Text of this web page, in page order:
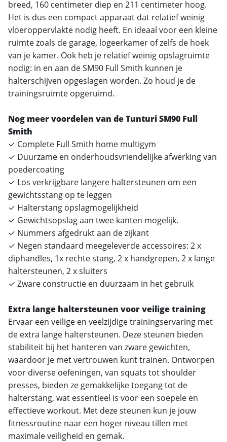
breed, 160 centimeter diep en 211 centimeter hoog.
Het is dus een compact apparaat dat relatief weinig
vloeroppervlakte nodig heeft. En ideaal voor een kleine
ruimte zoals de garage, logeerkamer of zelfs de hoek
van je kamer. Ook heb je relatief weinig opslagruimte
nodig: in en aan de SM90 Full Smith kunnen je
halterschijven opgeslagen worden. Zo houd je de
trainingsruimte opgeruimd.
Nog meer voordelen van de Tunturi SM90 Full
Smith
✓ Complete Full Smith home multigym
✓ Duurzame en onderhoudsvriendelijke afwerking van
poedercoating
✓ Los verkrijgbare langere haltersteunen om een
gewichtsstang op te leggen
✓ Halterstang opslagmogelijkheid
✓ Gewichtsopslag aan twee kanten mogelijk.
✓ Nummers afgedrukt aan de zijkant
✓ Negen standaard meegeleverde accessoires: 2 x
diphandles, 1x rechte stang, 2 x handgrepen, 2 x lange
haltersteunen, 2 x sluiters
✓ Zware constructie en duurzaam in het gebruik
Extra lange haltersteunen voor veilige training
Ervaar een veilige en veelzijdige trainingservaring met
de extra lange haltersteunen. Deze steunen bieden
stabiliteit bij het hanteren van zware gewichten,
waardoor je met vertrouwen kunt trainen. Ontworpen
voor diverse oefeningen, van squats tot shoulder
presses, bieden ze gemakkelijke toegang tot de
halterstang, wat essentieel is voor een soepele en
effectieve workout. Met deze steunen kun je jouw
fitnessroutine naar een hoger niveau tillen met
maximale veiligheid en gemak.